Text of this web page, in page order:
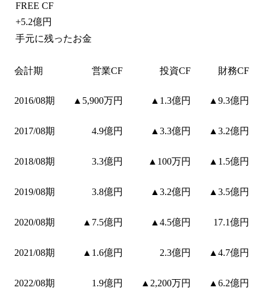
FREE CF
+5.2億円
手元に残ったお金
会計期 営業CF 投資CF 財務CF
2016/08期 ▲5,900万円 ▲1.3億円 ▲9.3億円
2017/08期 4.9億円 ▲3.3億円 ▲3.2億円
2018/08期 3.3億円 ▲100万円 ▲1.5億円
2019/08期 3.8億円 ▲3.2億円 ▲3.5億円
2020/08期 ▲7.5億円 ▲4.5億円 17.1億円
2021/08期 ▲1.6億円 2.3億円 ▲4.7億円
2022/08期 1.9億円 ▲2,200万円 ▲6.2億円